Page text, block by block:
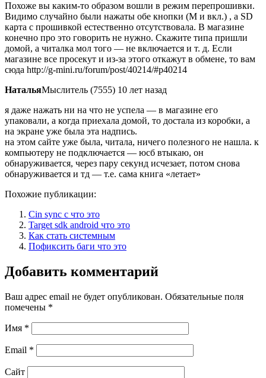
Похоже вы каким-то образом вошли в режим перепрошивки.
Видимо случайно были нажаты обе кнопки (М и вкл.) , а SD
карта с прошивкой естественно отсутствовала. В магазине
конечно про это говорить не нужно. Скажите типа пришли
домой, а читалка мол того — не включается и т. д. Если
магазине все просекут и из-за этого откажут в обмене, то вам
сюда http://g-mini.ru/forum/post/40214/#p40214
НатальяМыслитель (7555) 10 лет назад
я даже нажать ни на что не успела — в магазине его
упаковали, а когда приехала домой, то достала из коробки, а
на экране уже была эта надпись.
на этом сайте уже была, читала, ничего полезного не нашла. к
компьютеру не подключается — юсб втыкаю, он
обнаруживается, через пару секунд исчезает, потом снова
обнаруживается и тд — т.е. сама книга «летает»
Похожие публикации:
Cin sync c что это
Target sdk android что это
Как стать системным
Пофиксить баги что это
Добавить комментарий
Ваш адрес email не будет опубликован. Обязательные поля
помечены *
Имя *
Email *
Сайт